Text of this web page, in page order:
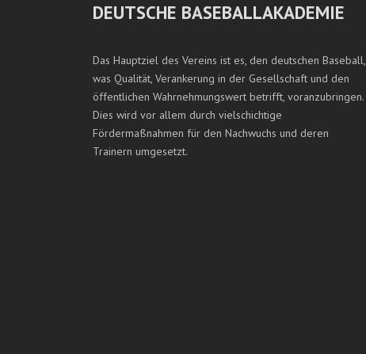
DEUTSCHE BASEBALLAKADEMIE
Das Hauptziel des Vereins ist es, den deutschen Baseball,
was Qualität, Verankerung in der Gesellschaft und den
öffentlichen Wahrnehmungswert betrifft, voranzubringen.
Dies wird vor allem durch vielschichtige
Fördermaßnahmen für den Nachwuchs und deren
Trainern umgesetzt.